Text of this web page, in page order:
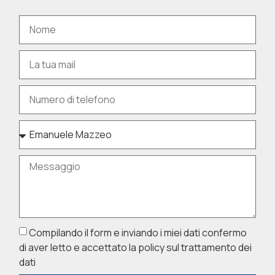
Compilando il form e inviando i miei dati confermo
di aver letto e accettato la policy sul trattamento dei
dati